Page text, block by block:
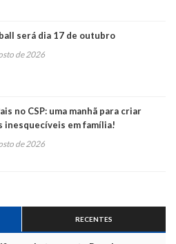
será dia 17 de outubro
de 2026
no CSP: uma manhã para criar
inesquecíveis em família!
de 2026
RECENTES